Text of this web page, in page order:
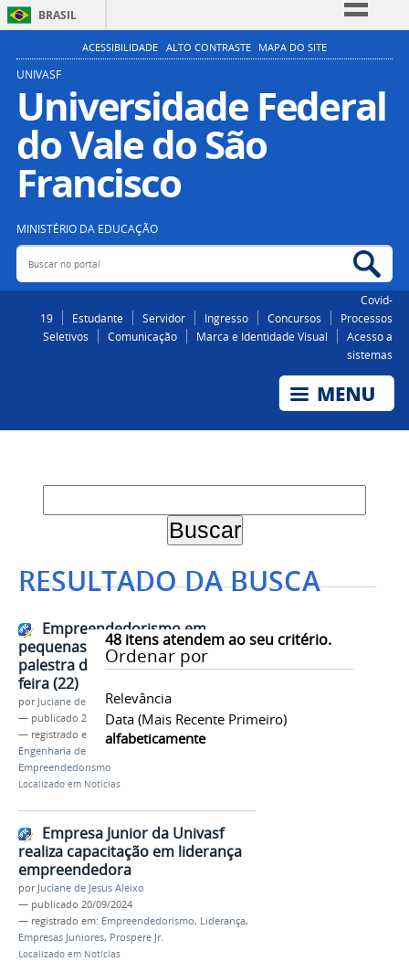
BRASIL
Simplifique!
Participe
Acesso à informação
Legislação
ACESSIBILIDADE ALTO CONTRASTE MAPA DO SITE
UNIVASF
Universidade Federal
do Vale do São
Francisco
MINISTÉRIO DA EDUCAÇÃO
Buscar no portal
Covid-
19
Estudante Servidor Ingresso Concursos
Processos
Seletivos
Comunicação Marca e Identidade Visual
Acesso a
sistemas
RESULTADO DA BUSCA
48itens atendem ao seu critério.
Ordenar por
Relevância
Data (mais Recente Primeiro)
alfabeticamente
Empreendedorismo em
pequenas cidades é tema de
palestra da Univasf nesta terça-
feira (22)
por Juciane de Jesus Aleixo
— publicado 22/12/2020
— registrado em:
Extensão,Proex,Prodsal
Engenharia de Produção
Empreendedorismo
Localizado em Notícias
Empresa Junior da Univasf
realiza capacitação em liderança
empreendedora
por Juciane de Jesus Aleixo
— publicado 20/09/2024
— registrado em: Empreendedorismo, Liderança,
Empresas Juniores, Prospere Jr.
Localizado em Notícias